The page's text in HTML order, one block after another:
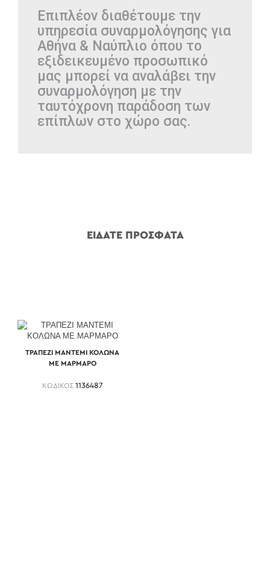
Επιπλέον διαθέτουμε την
υπηρεσία συναρμολόγησης για
Αθήνα & Ναύπλιο όπου το
εξιδεικευμένο προσωπικό
μας μπορεί να αναλάβει την
συναρμολόγηση με την
ταυτόχρονη παράδοση των
επίπλων στο χώρο σας.
ΕΙΔΑΤΕ ΠΡΟΣΦΑΤΑ
ΤΡΑΠΕΖΙ ΜΑΝΤΕΜΙ ΚΟΛΩΝΑ
ΜΕ ΜΑΡΜΑΡΟ
ΚΩΔΙΚΟΣ 1136487